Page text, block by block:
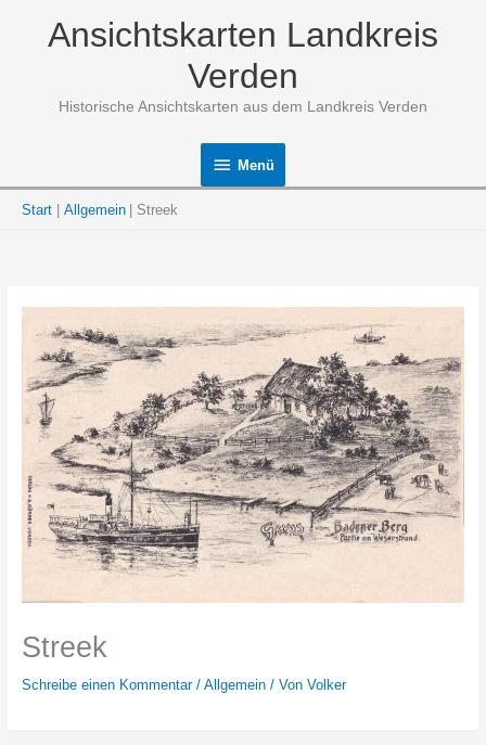
Ansichtskarten Landkreis
Verden
Historische Ansichtskarten aus dem Landkreis Verden
Menü
Menü
Start Allgemein Streek
Streek
Schreibe einen Kommentar / Allgemein/ Von Volker